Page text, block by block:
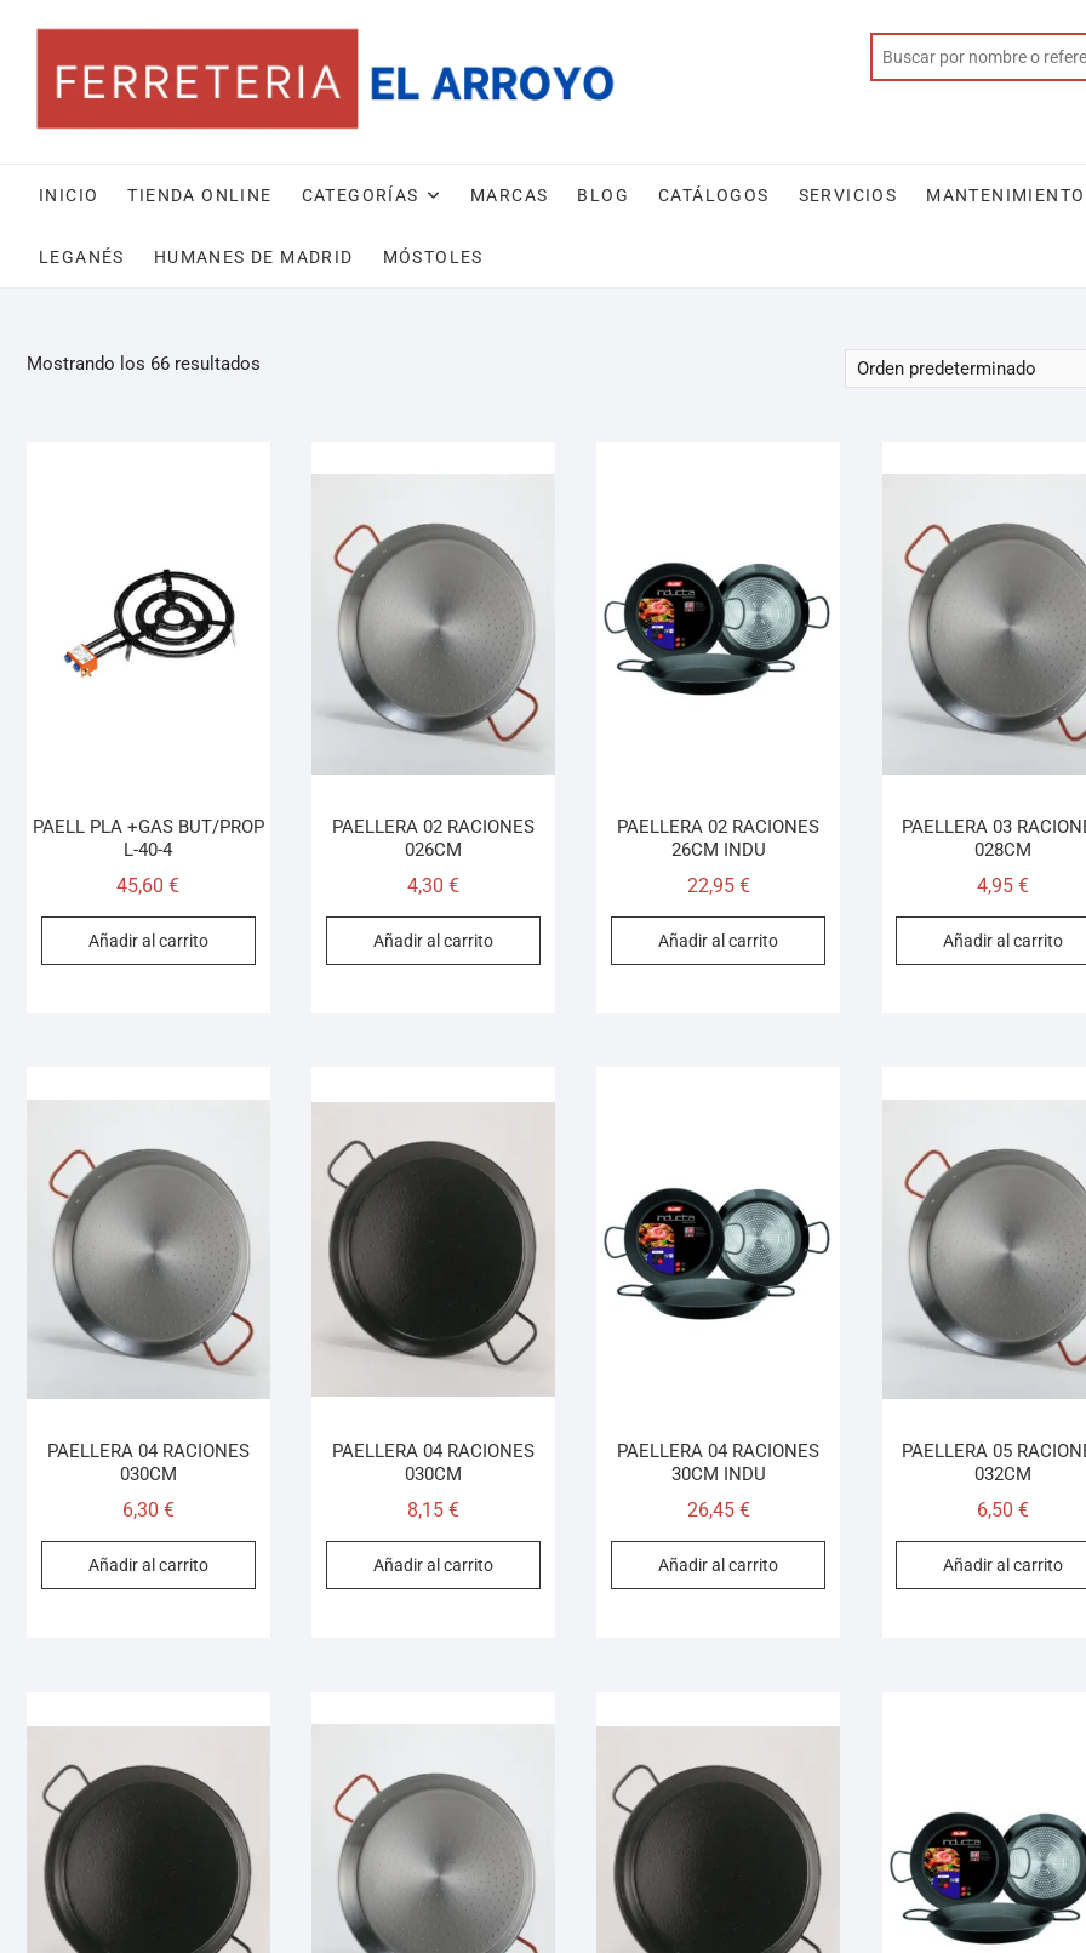
INICIO TIENDA ONLINE CATEGORÍAS MARCAS BLOG CATÁLOGOS SERVICIOS
LEGANÉS HUMANES DE MADRID MÓSTOLES
Mostrando los 66 resultados
PAELL PLA +GAS BUT/PROP
L-40-4
45,60€
Añadir al carrito
PAELLERA 02 RACIONES
026CM
4,30€
Añadir al carrito
PAELLERA 02 RACIONES
26CM INDU
22,95 €
Añadir al carrito
PAELLERA 03
028CM
4,95€
Añadir al carrito
PAELLERA 04 RACIONES
030CM
6,30 €
Añadir al carrito
PAELLERA 04 RACIONES
030CM
8,15€
Añadir al carrito
PAELLERA 04 RACIONES
30CM INDU
26,45 €
Añadir al carrito
PAELLERA 05
032CM
6,50€
Añadir al carrito